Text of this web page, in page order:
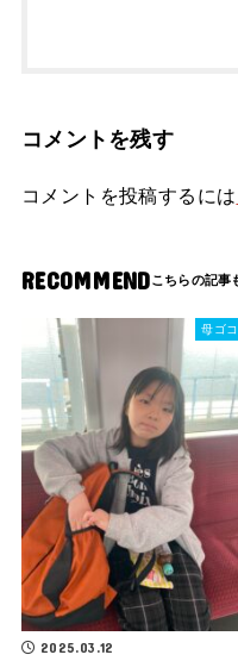
コメントを残す
コメントを投稿するには
RECOMMEND
母ゴコ
2025.03.12